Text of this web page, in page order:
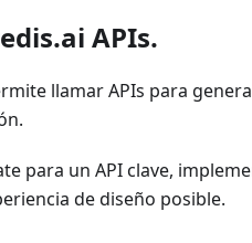
APIs.
llamar APIs para
para un API clave,
de diseño posible.